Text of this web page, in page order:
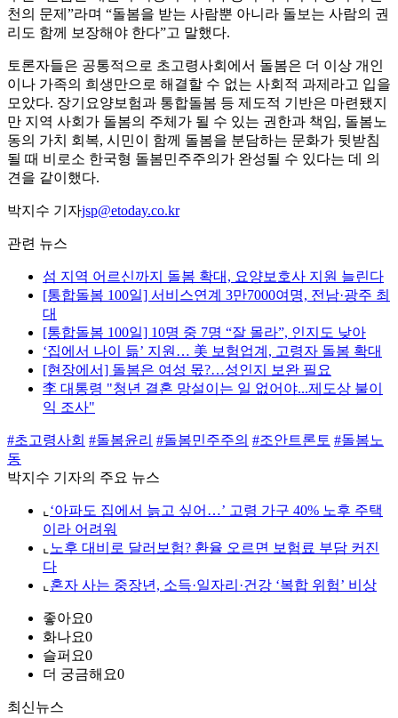
천의 문제”라며 “돌봄을 받는 사람뿐 아니라 돌보는 사람의 권
리도 함께 보장해야 한다”고 말했다.
토론자들은 공통적으로 초고령사회에서 돌봄은 더 이상 개인
이나 가족의 희생만으로 해결할 수 없는 사회적 과제라고 입을
모았다. 장기요양보험과 통합돌봄 등 제도적 기반은 마련됐지
만 지역 사회가 돌봄의 주체가 될 수 있는 권한과 책임, 돌봄노
동의 가치 회복, 시민이 함께 돌봄을 분담하는 문화가 뒷받침
될 때 비로소 한국형 돌봄민주주의가 완성될 수 있다는 데 의
견을 같이했다.
박지수 기자jsp@etoday.co.kr
관련 뉴스
섬 지역 어르신까지 돌봄 확대, 요양보호사 지원 늘린다
[통합돌봄 100일] 서비스연계 3만7000여명, 전남·광주 최
대
[통합돌봄 100일] 10명 중 7명 “잘 몰라”, 인지도 낮아
‘집에서 나이 듦’ 지원… 美 보험업계, 고령자 돌봄 확대
[현장에서] 돌봄은 여성 몫?…성인지 보완 필요
李 대통령 "청년 결혼 망설이는 일 없어야...제도상 불이
익 조사"
#초고령사회 #돌봄윤리 #돌봄민주주의 #조안트론토 #돌봄노
동
박지수 기자의 주요 뉴스
⌞ ‘아파도 집에서 늙고 싶어…’ 고령 가구 40% 노후 주택
이라 어려워
⌞ 노후 대비로 달러보험? 환율 오르면 보험료 부담 커진
다
⌞ 혼자 사는 중장년, 소득·일자리·건강 ‘복합 위험’ 비상
좋아요0
화나요0
슬퍼요0
더 궁금해요0
최신뉴스